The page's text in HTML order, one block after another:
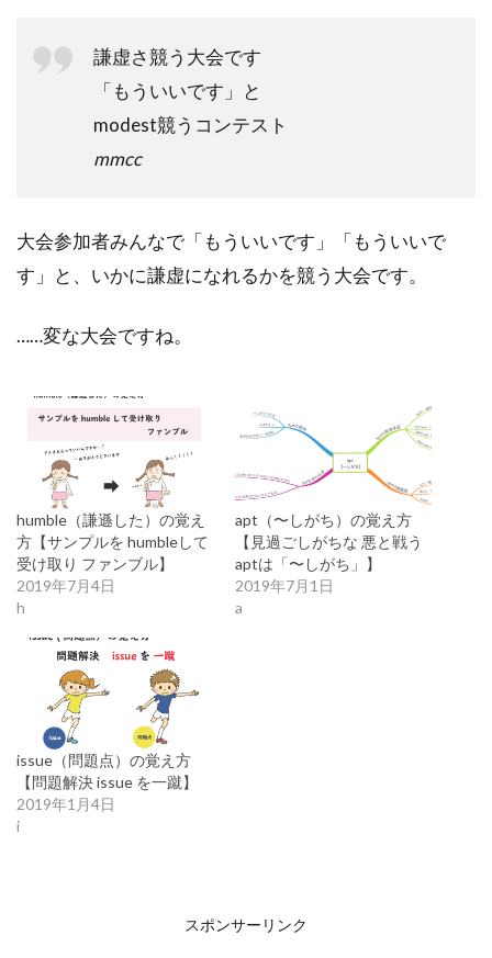
謙虚さ競う大会です
「もういいです」と
modest競うコンテスト
mmcc
大会参加者みんなで「もういいです」「もういいで
す」と、いかに謙虚になれるかを競う大会です。
……変な大会ですね。
humble（謙遜した）の覚え
方【サンプルを humbleして
受け取り ファンブル】
2019年7月4日
h
apt（〜しがち）の覚え方
【見過ごしがちな 悪と戦う
aptは「〜しがち」】
2019年7月1日
a
issue（問題点）の覚え方
【問題解決 issue を一蹴】
2019年1月4日
i
スポンサーリンク